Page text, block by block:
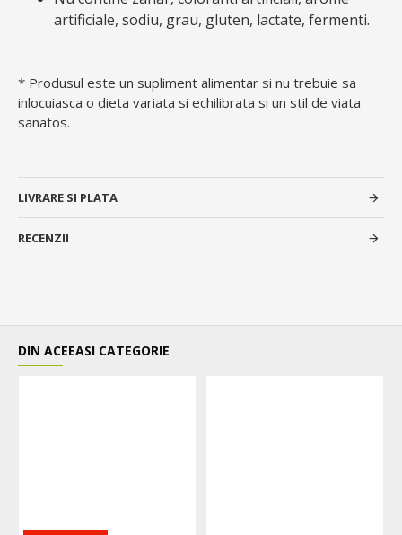
artificiale, sodiu, grau, gluten, lactate, fermenti.
* Produsul este un supliment alimentar si nu trebuie sa
inlocuiasca o dieta variata si echilibrata si un stil de viata
sanatos.
LIVRARE SI PLATA
RECENZII
DIN ACEEASI CATEGORIE